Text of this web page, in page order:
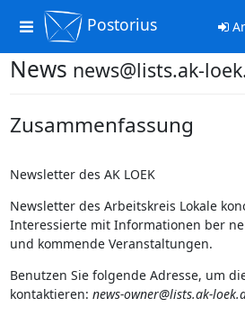
Toggle
navigation
Postorius
News news@lists.ak-
Zusammenfassung
Newsletter des AK LOEK
Newsletter des Arbeitskreis Lokale
Interessierte mit Informationen ber
und kommende Veranstaltungen.
Benutzen Sie folgende Adresse, um
kontaktieren: news-owner@lists.ak-